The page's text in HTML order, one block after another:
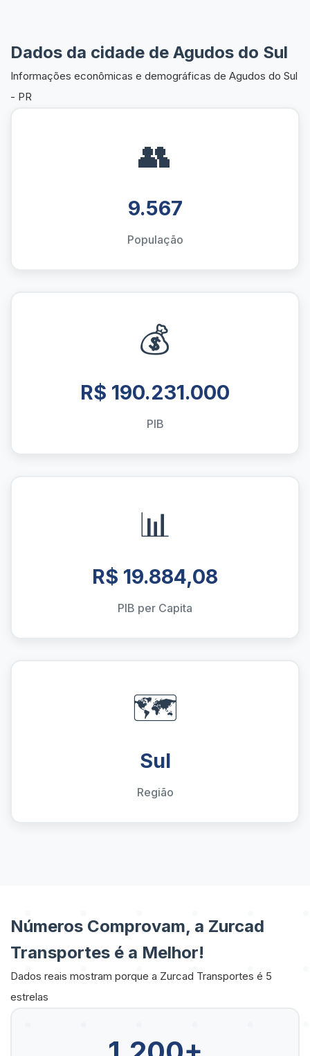
Dados da cidade de Agudos do Sul
Informações econômicas e demográficas de Agudos do Sul
- PR
👥
9.567
População
💰
R$ 190.231.000
PIB
📊
R$ 19.884,08
PIB per Capita
🗺️
Sul
Região
Números Comprovam, a Zurcad
Transportes é a Melhor!
Dados reais mostram porque a Zurcad Transportes é 5
estrelas